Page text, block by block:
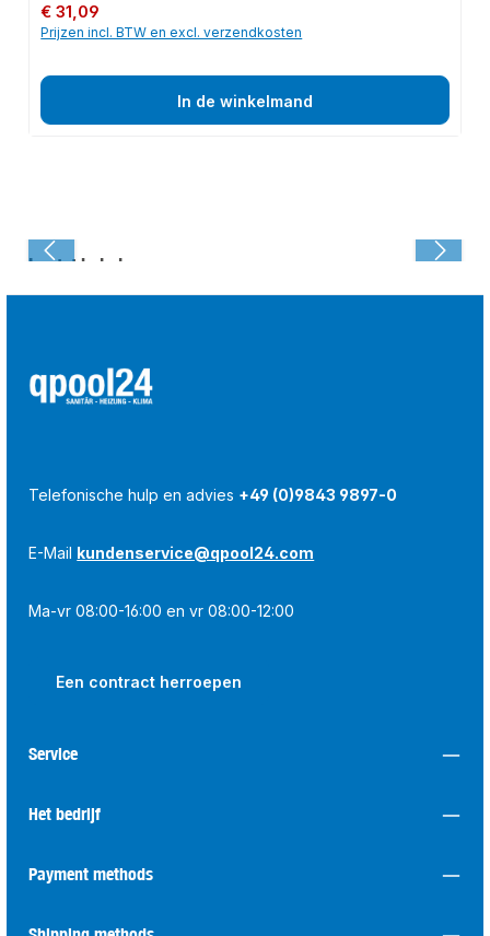
Normale prijs:
€ 31,09
Prijzen incl. BTW en excl. verzendkosten
In de winkelmand
Laatst bekeken:
Telefonische hulp en advies +49 (0)9843 9897-0
E-Mail kundenservice@qpool24.com
Ma-vr 08:00-16:00 en vr 08:00-12:00
Een contract herroepen
Service
Het bedrijf
Payment methods